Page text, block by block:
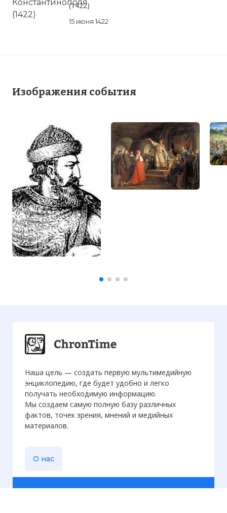
(1422)
15 июня 1422
Изображения события
Наша цель — создать первую мультимедийную
энциклопедию, где будет удобно и легко
получать необходимую информацию.
Мы создаем самую полную базу различных
фактов, точек зрения, мнений и медийных
материалов.
О нас